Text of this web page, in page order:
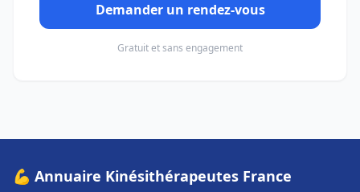
Demander un rendez-vous
Gratuit et sans engagement
💪 Annuaire Kinésithérapeutes France